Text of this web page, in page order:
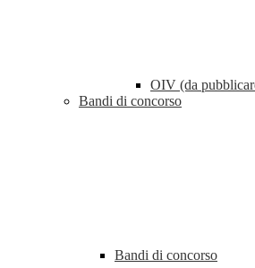
OIV (da
Bandi di concorso
Bandi di concorso